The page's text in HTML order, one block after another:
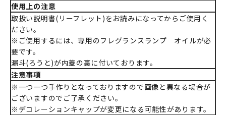
使用上の注意
取扱い説明書(リーフレット)をお読みになってからご使用く
ださい。
※ご使用するには、専用のフレグランスランプ オイルが必
要です。
漏斗(ろうと)が内蓋の裏に付いております。
注意事項
※一つ一つ手作りとなっておりますので画像と異なる場合が
ございますのでご了承ください。
※デコレーションキャップが変更になる可能性があります。